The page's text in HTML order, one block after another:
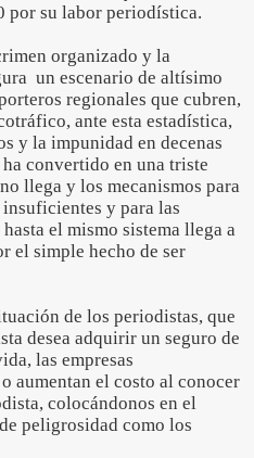
por su labor periodística.
organizado y la
un escenario de altísimo
regionales que cubren,
ante esta estadística,
y la impunidad en decenas
convertido en una triste
llega y los mecanismos para
y para las
el mismo sistema llega a
el simple hecho de ser
de los periodistas, que
desea adquirir un seguro de
las empresas
aumentan el costo al conocer
colocándonos en el
peligrosidad como los